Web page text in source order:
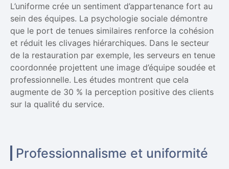
L’uniforme crée un sentiment d’appartenance fort au
sein des équipes. La psychologie sociale démontre
que le port de tenues similaires renforce la cohésion
et réduit les clivages hiérarchiques. Dans le secteur
de la restauration par exemple, les serveurs en tenue
coordonnée projettent une image d’équipe soudée et
professionnelle. Les études montrent que cela
augmente de 30 % la perception positive des clients
sur la qualité du service.
Professionnalisme et uniformité